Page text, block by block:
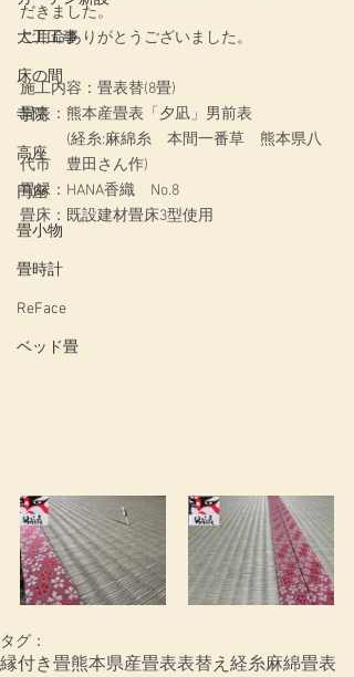
大工工事
床の間
寺院
高座
円座
畳小物
畳時計
ReFace
ベッド畳
だきました。
ご用命ありがとうございました。
施工内容：畳表替(8畳)
畳表：熊本産畳表「夕凪」男前表
(経糸:麻綿糸　本間一番草　熊本県八
代市　豊田さん作)
畳縁：HANA香織　No.8
畳床：既設建材畳床3型使用
タグ：
縁付き畳熊本県産畳表表替え 経糸麻綿畳表